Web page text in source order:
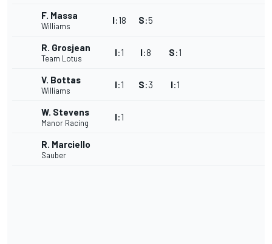
F. Massa
Williams
I:18 S:5
R. Grosjean
Team Lotus
I:1 I:8 S:1
V. Bottas
Williams
I:1 S:3 I:1
W. Stevens
Manor Racing
I:1
R. Marciello
Sauber